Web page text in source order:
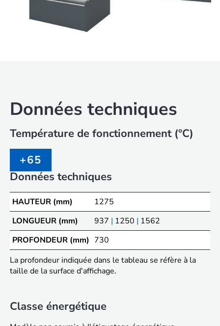
Données techniques
Température de fonctionnement (°C)
+65
Données techniques
HAUTEUR (mm)
1275
LONGUEUR (mm)
937 | 1250 | 1562
PROFONDEUR (mm) 730
La profondeur indiquée dans le tableau se réfère à la
taille de la surface d'affichage.
Classe énergétique